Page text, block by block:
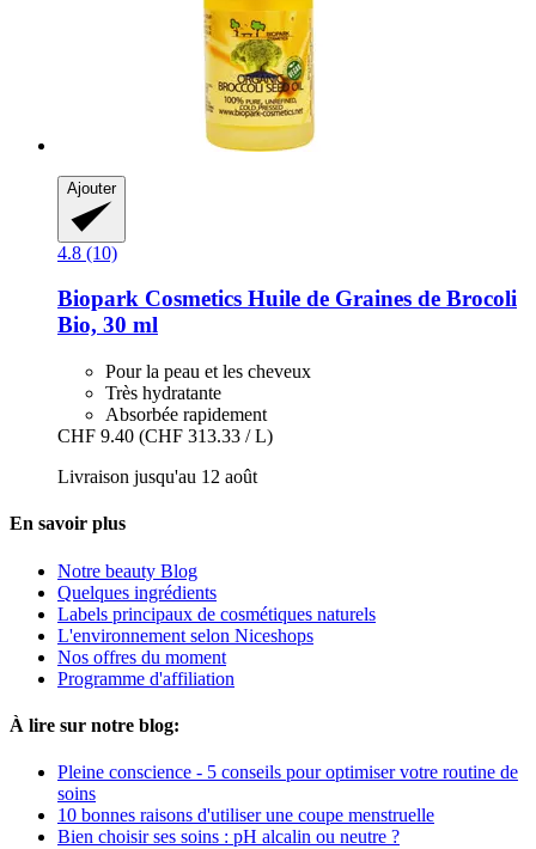
Ajouter
4.8 (10)
Biopark Cosmetics Huile de Graines de Brocoli
Bio, 30 ml
Pour la peau et les cheveux
Très hydratante
Absorbée rapidement
CHF 9.40 (CHF 313.33 / L)
Livraison jusqu'au 12 août
En savoir plus
Notre beauty Blog
Quelques ingrédients
Labels principaux de cosmétiques naturels
L'environnement selon Niceshops
Nos offres du moment
Programme d'affiliation
À lire sur notre blog:
Pleine conscience - 5 conseils pour optimiser votre routine de
soins
10 bonnes raisons d'utiliser une coupe menstruelle
Bien choisir ses soins : pH alcalin ou neutre ?